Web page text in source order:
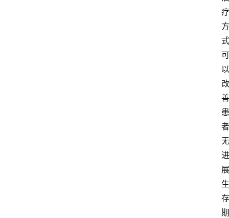
疗
方
式
可
以
改
善
患
者
无
进
展
生
存
期